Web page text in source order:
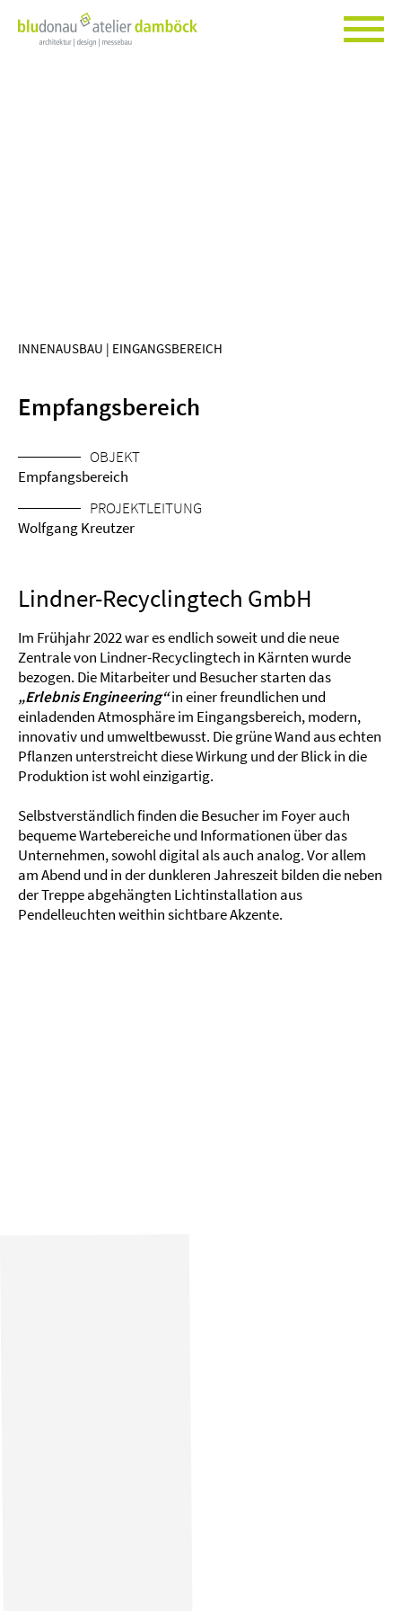
INNENAUSBAU | EINGANGSBEREICH
Empfangsbereich
OBJEKT
Empfangsbereich
PROJEKTLEITUNG
Wolfgang Kreutzer
Lindner-Recyclingtech GmbH
Im Frühjahr 2022 war es endlich soweit und die neue
Zentrale von Lindner-Recyclingtech in Kärnten wurde
bezogen. Die Mitarbeiter und Besucher starten das
„Erlebnis Engineering“in einer freundlichen und
einladenden Atmosphäre im Eingangsbereich, modern,
innovativ und umweltbewusst. Die grüne Wand aus echten
Pflanzen unterstreicht diese Wirkung und der Blick in die
Produktion ist wohl einzigartig.
Selbstverständlich finden die Besucher im Foyer auch
bequeme Wartebereiche und Informationen über das
Unternehmen, sowohl digital als auch analog. Vor allem
am Abend und in der dunkleren Jahreszeit bilden die neben
der Treppe abgehängten Lichtinstallation aus
Pendelleuchten weithin sichtbare Akzente.